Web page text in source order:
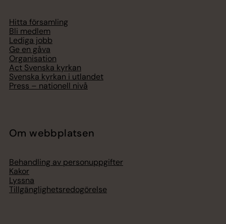
Hitta församling
Bli medlem
Lediga jobb
Ge en gåva
Organisation
Act Svenska kyrkan
Svenska kyrkan i utlandet
Press – nationell nivå
Om webbplatsen
Behandling av personuppgifter
Kakor
Lyssna
Tillgänglighetsredogörelse